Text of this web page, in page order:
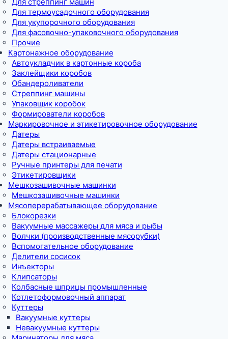
Для термоусадочного оборудования
Для укупорочного оборудования
Для фасовочно-упаковочного оборудования
Прочие
Картонажное оборудование
Автоукладчик в картонные короба
Заклейщики коробов
Обандероливатели
Стреппинг машины
Упаковщик коробок
Формирователи коробов
Маркировочное и этикетировочное оборудование
Датеры
Датеры встраиваемые
Датеры стационарные
Ручные принтеры для печати
Этикетировщики
Мешкозашивочные машинки
Мешкозашивочные машинки
Мясоперерабатывающее оборудование
Блокорезки
Вакуумные массажеры для мяса и рыбы
Волчки (производственные мясорубки)
Вспомогательное оборудование
Делители сосисок
Инъекторы
Клипсаторы
Колбасные шприцы промышленные
Котлетоформовочный аппарат
Куттеры
Вакуумные куттеры
Невакуумные куттеры